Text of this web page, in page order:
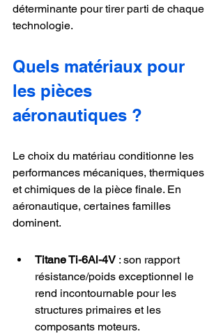
déterminante pour tirer parti de chaque
technologie.
Quels matériaux pour
les pièces
aéronautiques ?
Le choix du matériau conditionne les
performances mécaniques, thermiques
et chimiques de la pièce finale. En
aéronautique, certaines familles
dominent.
Titane Ti-6Al-4V : son rapport
résistance/poids exceptionnel le
rend incontournable pour les
structures primaires et les
composants moteurs.